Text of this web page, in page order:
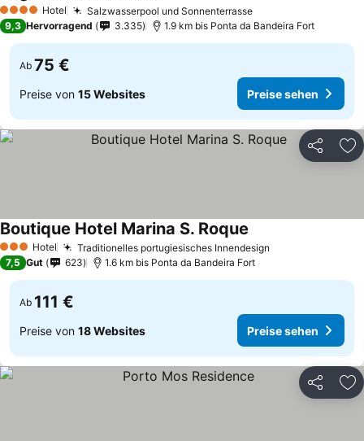
4 Sterne Hotel Salzwasserpool und Sonnenterrasse
9,3 Hervorragend 3.335 1.9 km bis Ponta da Bandeira Fort
Ab 75 €
Preise von 15 Websites Preise sehen
Teilen
3 SterneHotel Traditionelles portugiesisches Innendesign
Boutique Hotel Marina S. Roque
7,5 Gut 623 1.6 km bis Ponta da Bandeira Fort
Ab 111 €
Preise von 18 Websites Preise sehen
Teilen